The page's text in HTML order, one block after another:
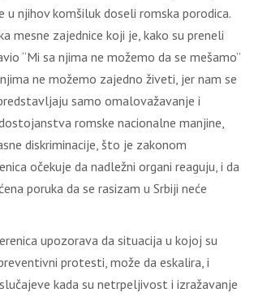
u njihov komšiluk doseli romska porodica.
mesne zajednice koji je, kako su preneli
“Mi sa njima ne možemo da se mešamo”
ne možemo zajedno živeti, jer nam se
samo omalovažavanje i
romske nacionalne manjine,
diskriminacije, što je zakonom
očekuje da nadležni organi reaguju, i da
poruka da se rasizam u Srbiji neće
upozorava da situacija u kojoj su
protesti, može da eskalira, i
kada su netrpeljivost i izražavanje